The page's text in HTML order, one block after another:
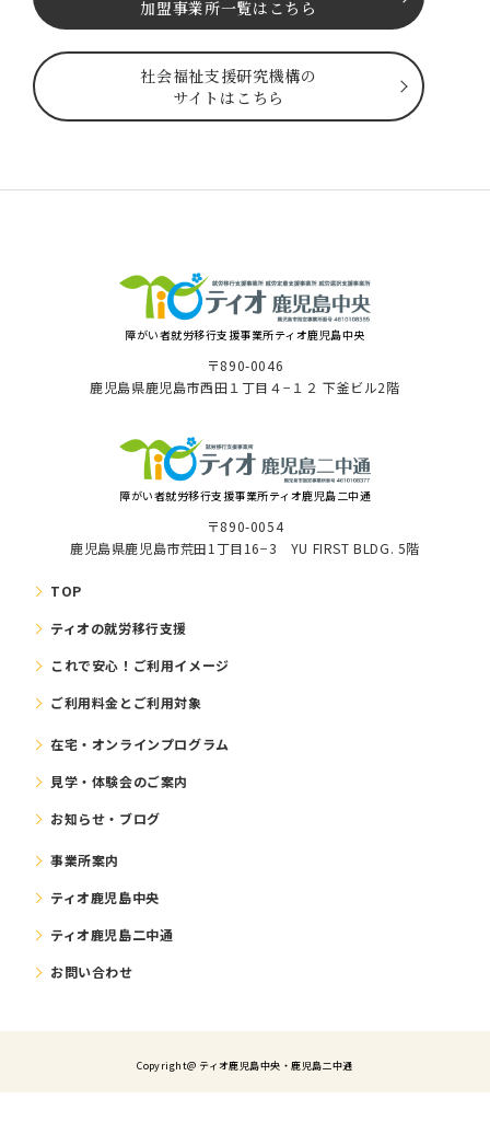
加盟事業所一覧はこちら
社会福祉⽀援研究機構の
サイトはこちら
障がい者就労移⾏⽀援事業所ティオ⿅児島中央
〒890-0046
⿅児島県⿅児島市⻄⽥１丁⽬４−１２ 下釜ビル2階
障がい者就労移⾏⽀援事業所ティオ鹿児島二中通
〒890-0054
鹿児島県鹿児島市荒田1丁目16−3 YU FIRST BLDG. 5階
TOP
ティオの就労移⾏⽀援
これで安⼼！ご利⽤イメージ
ご利⽤料⾦とご利⽤対象
在宅・オンラインプログラム
⾒学・体験会のご案内
お知らせ・ブログ
事業所案内
ティオ鹿児島中央
ティオ鹿児島二中通
お問い合わせ
Copyright@ ティオ⿅児島中央・鹿児島二中通